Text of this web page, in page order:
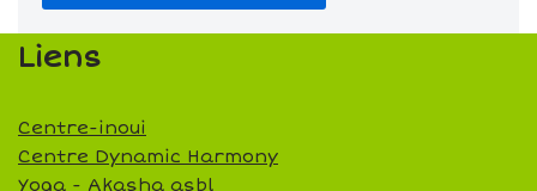
Liens
Centre-inoui
Centre Dynamic Harmony
Yoga - Akasha asbl